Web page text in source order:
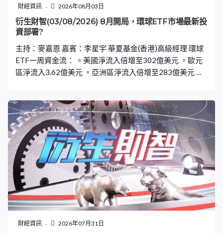
財經資訊 2026年08月03日
衍生財智(03/08/2026) 8月開局，環球ETF市場最新投
資部署?
主持：麥嘉恩 嘉賓：李星宇 華夏基金(香港)高級經理 環球
ETF一周資金流： 。美國淨流入倍增至302億美元 。歐元
區淨流入3.62億美元 。亞洲區淨流入倍增至283億美元 。
美元
財經資訊 2026年07月31日